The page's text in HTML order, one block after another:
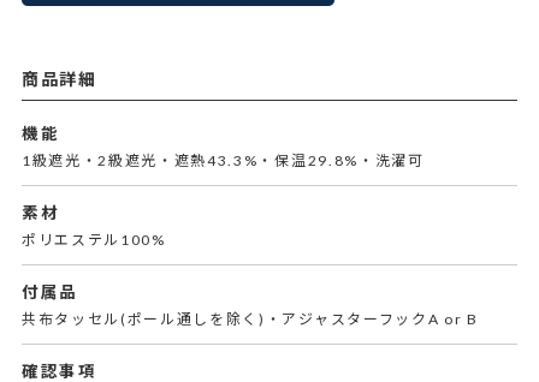
商品詳細
機能
1級遮光・2級遮光・遮熱43.3%・保温29.8%・洗濯可
素材
ポリエステル100%
付属品
共布タッセル(ポール通しを除く)・アジャスターフックA or B
確認事項